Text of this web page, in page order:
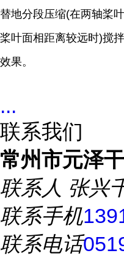
替地分段压缩(在两轴桨
桨叶面相距离较远时)搅
效果。
...
联系我们
常州市元泽
联系人 张兴
联系手机
联系电话